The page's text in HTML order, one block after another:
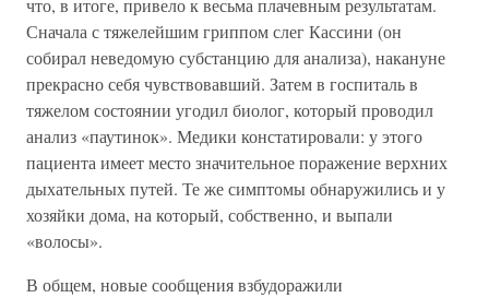
что, в итоге, привело к весьма плачевным результатам.
Сначала с тяжелейшим гриппом слег Кассини (он
собирал неведомую субстанцию для анализа), накануне
прекрасно себя чувствовавший. Затем в госпиталь в
тяжелом состоянии угодил биолог, который проводил
анализ «паутинок». Медики констатировали: у этого
пациента имеет место значительное поражение верхних
дыхательных путей. Те же симптомы обнаружились и у
хозяйки дома, на который, собственно, и выпали
«волосы».
В общем, новые сообщения взбудоражили